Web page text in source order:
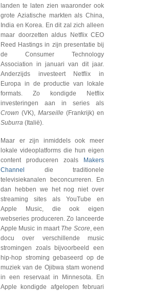
landen te laten zien waaronder ook
grote Aziatische markten als China,
India en Korea. En dit zal zich alleen
maar doorzetten aldus Netflix CEO
Reed Hastings in zijn presentatie bij
de Consumer Technology
Association in januari van dit jaar.
Anderzijds investeert Netflix in
Europa in de productie van lokale
formats. Zo kondigde Netflix
investeringen aan in series als
Crown (VK), Marseille (Frankrijk) en
Suburra (Italië).
Maar er zijn inmiddels ook meer
lokale videoplatforms die hun eigen
content produceren zoals
Makers
Channel
die traditionele
televisiekanalen beconcurreren. En
dan hebben we het nog niet over
streaming sites als YouTube en
Apple Music, die ook eigen
webseries produceren. Zo lanceerde
Apple Music in maart The Score, een
docu over verschillende music
stromingen zoals bijvoorbeeld een
hip-hop stroming gebaseerd op de
muziek van de Ojibwa stam wonend
in een reservaat in Minnesota. En
Apple kondigde afgelopen februari